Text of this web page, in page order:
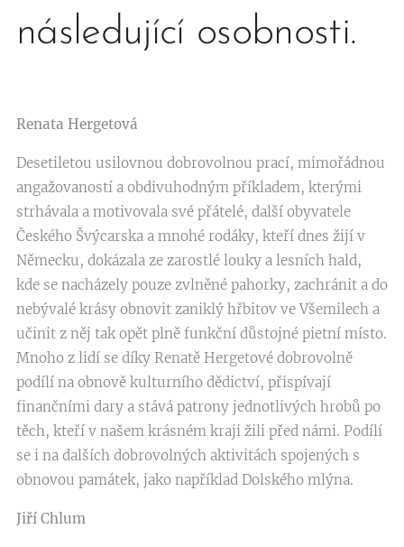
následující osobnosti.
Renata Hergetová
Desetiletou usilovnou dobrovolnou prací, mimořádnou
angažovaností a obdivuhodným příkladem, kterými
strhávala a motivovala své přátelé, další obyvatele
Českého Švýcarska a mnohé rodáky, kteří dnes žijí v
Německu, dokázala ze zarostlé louky a lesních hald,
kde se nacházely pouze zvlněné pahorky, zachránit a do
nebývalé krásy obnovit zaniklý hřbitov ve Všemilech a
učinit z něj tak opět plně funkční důstojné pietní místo.
Mnoho z lidí se díky Renatě Hergetové dobrovolně
podílí na obnově kulturního dědictví, přispívají
finančními dary a stává patrony jednotlivých hrobů po
těch, kteří v našem krásném kraji žili před námi. Podílí
se i na dalších dobrovolných aktivitách spojených s
obnovou památek, jako například Dolského mlýna.
Jiří Chlum